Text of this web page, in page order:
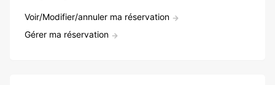
Voir/Modifier/annuler ma réservation
Gérer ma réservation